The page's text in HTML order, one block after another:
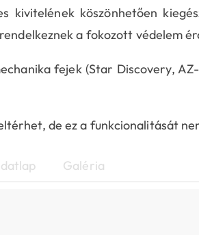
kivitelének köszönhetően
a fokozott védelem
fejek (Star Discovery,
de ez a funkcionalitását
Galéria